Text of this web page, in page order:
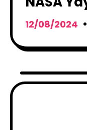
Efsanesi,
Damga
12/08/2024